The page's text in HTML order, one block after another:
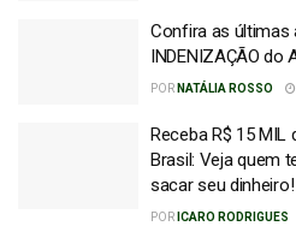
Confira as últimas
INDENIZAÇÃO do
POR NATÁLIA ROSSO
Receba R$ 15 MIL
Brasil: Veja quem
sacar seu dinheiro!
POR ICARO RODRIGUES